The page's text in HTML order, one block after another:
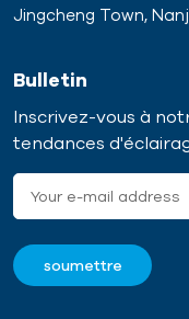
Jingcheng Town,
Bulletin
Inscrivez-vous à
tendances